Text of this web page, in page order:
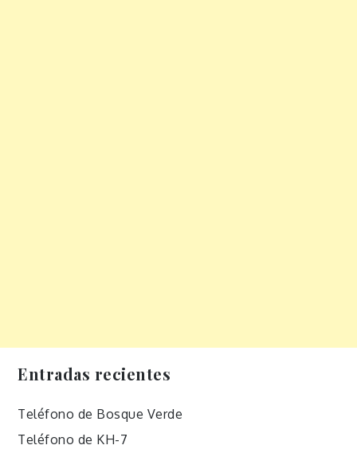
Entradas recientes
Teléfono de Bosque Verde
Teléfono de KH-7